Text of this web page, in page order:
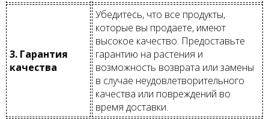
3. Гарантия
качества
Убедитесь, что все продукты,
которые вы продаете, имеют
высокое качество. Предоставьте
гарантию на растения и
возможность возврата или замены
в случае неудовлетворительного
качества или повреждений во
время доставки.